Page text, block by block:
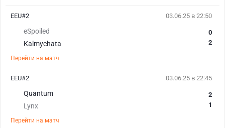
03.06.25 в 22:50
eSpoiled
Kalmychata
0
2
Перейти на матч
EEU#2
03.06.25 в 22:45
Quantum
Lynx
2
1
Перейти на матч
EEU#2